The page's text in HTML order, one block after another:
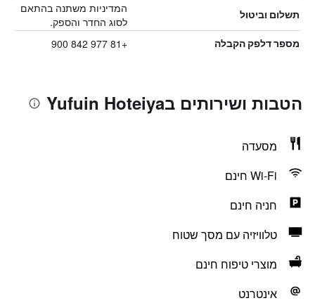
תשלום וביטול
המדיניות משתנה בהתאם
לסוג החדר והספק.
מספר דלפק הקבלה +81 977 842 900
הטבות ושירותים בYufuin Hoteiya
מסעדה
Wi-Fi חינם
חניה חינם
טלוויזיה עם מסך שטוח
מוצרי טיפוח חינם
אינטרנט